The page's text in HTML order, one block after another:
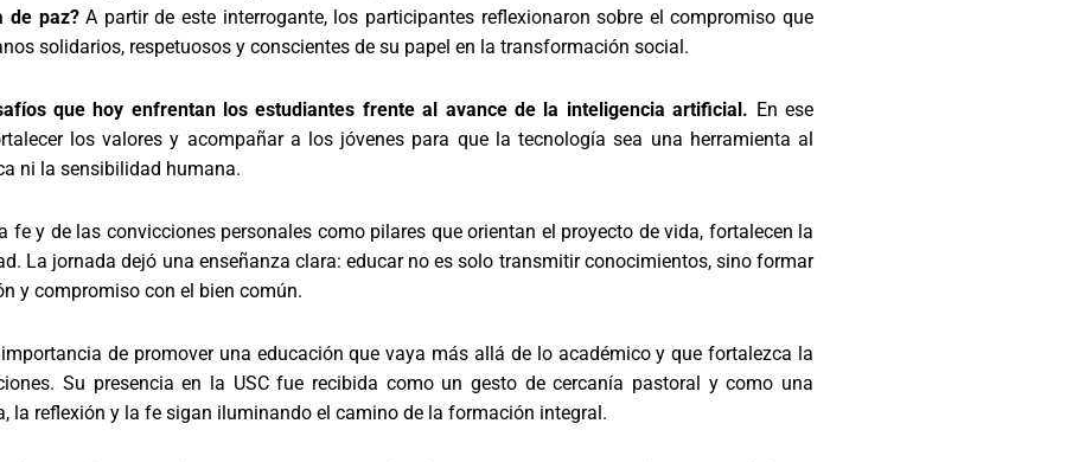
de paz?A partir de este interrogante, los participantes reflexionaron sobre el compromiso que
solidarios, respetuosos y conscientes de su papel en la transformación social.
que hoy enfrentan los estudiantes frente al avance de la inteligencia artificial. En ese
los valores y acompañar a los jóvenes para que la tecnología sea una herramienta al
ni la sensibilidad humana.
y de las convicciones personales como pilares que orientan el proyecto de vida, fortalecen la
La jornada dejó una enseñanza clara: educar no es solo transmitir conocimientos, sino formar
y compromiso con el bien común.
de promover una educación que vaya más allá de lo académico y que fortalezca la
Su presencia en la USC fue recibida como un gesto de cercanía pastoral y como una
la reflexión y la fe sigan iluminando el camino de la formación integral.